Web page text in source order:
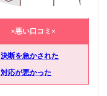
×悪い口コミ×
決断を急かされた
対応が悪かった